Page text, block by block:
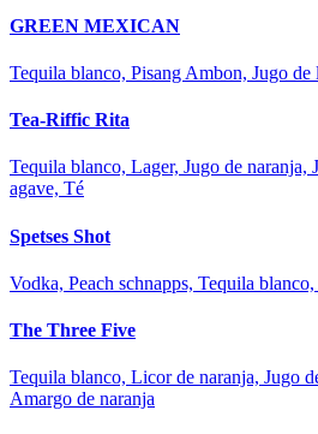
GREEN MEXICAN
Tequila blanco, Pisang Ambon, Jugo de
Tea-Riffic Rita
Tequila blanco, Lager, Jugo de naranja,
agave, Té
Spetses Shot
Vodka, Peach schnapps, Tequila
The Three Five
Tequila blanco, Licor de naranja, Jugo
Amargo de naranja